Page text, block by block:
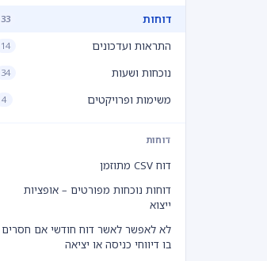
דוחות 33
התראות ועדכונים 14
נוכחות ושעות 34
משימות ופרויקטים 4
דוחות
דוח CSV מתוזמן
דוחות נוכחות מפורטים – אופציות
ייצוא
לא לאפשר לאשר דוח חודשי אם חסרים
בו דיווחי כניסה או יציאה